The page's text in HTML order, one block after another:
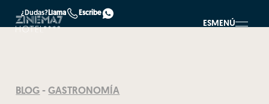
¿Dudas?Llama Escribe
ESMENÚ
BLOG -GASTRONOMÍA